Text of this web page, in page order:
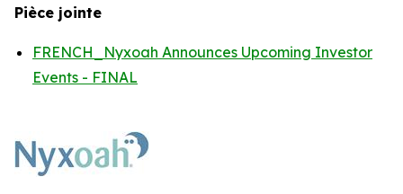
Pièce jointe
FRENCH_Nyxoah Announces Upcoming Investor
Events - FINAL